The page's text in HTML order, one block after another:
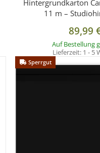
Hintergrundkarton
11 m –
89,99
Auf Bestellung
Lieferzeit: 1 - 5
Sperrgut